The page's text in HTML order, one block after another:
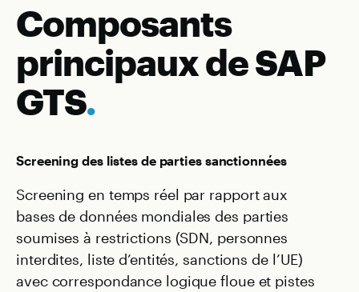
Composants
principaux de SAP
GTS.
Screening des listes de parties sanctionnées
Screening en temps réel par rapport aux
bases de données mondiales des parties
soumises à restrictions (SDN, personnes
interdites, liste d’entités, sanctions de l’UE)
avec correspondance logique floue et pistes